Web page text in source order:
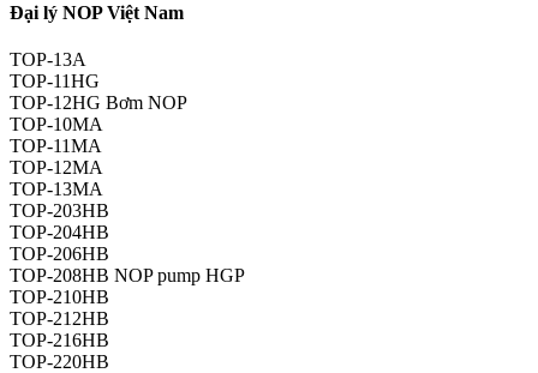
Đại lý NOP Việt Nam
TOP-13A
TOP-11HG
TOP-12HG Bơm NOP
TOP-10MA
TOP-11MA
TOP-12MA
TOP-13MA
TOP-203HB
TOP-204HB
TOP-206HB
TOP-208HB NOP pump HGP
TOP-210HB
TOP-212HB
TOP-216HB
TOP-220HB